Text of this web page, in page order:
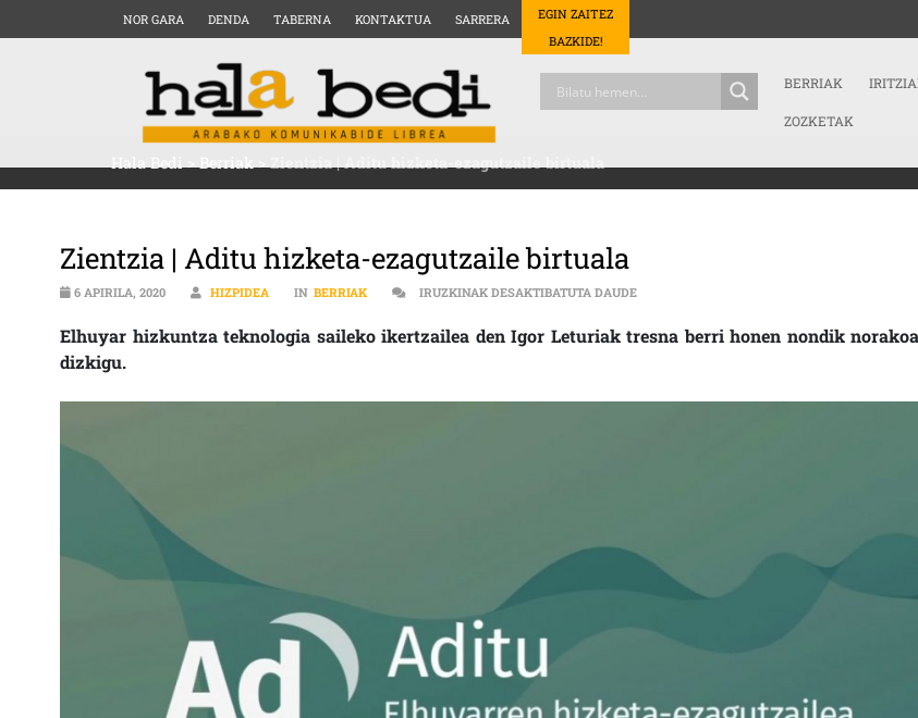
NOR GARA DENDA TABERNA KONTAKTUA SARRERA
EGIN ZAITEZ
BAZKIDE!
BERRIAK
ZOZKETAK
Hala Bedi>Berriak>Zientzia | Aditu hizketa-ezagutzaile birtuala
Zientzia | Aditu hizketa-ezagutzaile birtuala
6 APIRILA, 2020 HIZPIDEA IN BERRIAK IRUZKINAK DESAKTIBATUTA DAUDEZIENTZIA | ADITU HIZKETA-EZAGUTZAILE
Elhuyar hizkuntza teknologia saileko ikertzailea den Igor Leturiak tresna berri honen nondik
dizkigu.